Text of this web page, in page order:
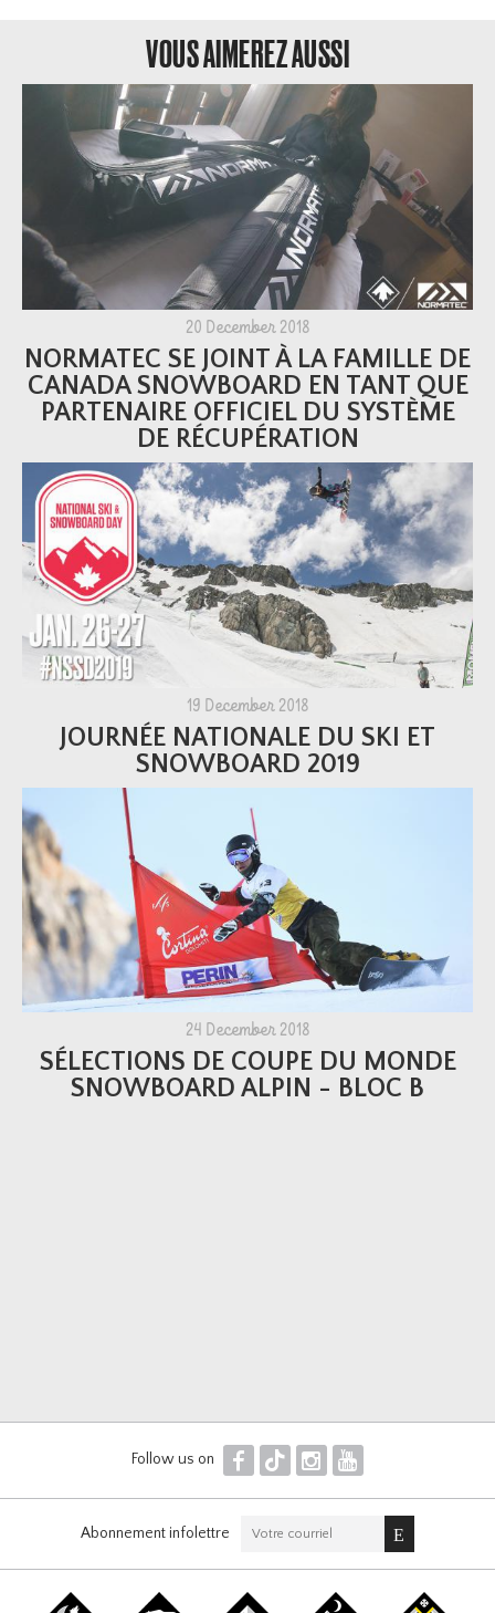
VOUS AIMEREZ AUSSI
20 December 2018
NORMATEC SE JOINT À LA FAMILLE DE
CANADA SNOWBOARD EN TANT QUE
PARTENAIRE OFFICIEL DU SYSTÈME
DE RÉCUPÉRATION
19 December 2018
JOURNÉE NATIONALE DU SKI ET
SNOWBOARD 2019
24 December 2018
SÉLECTIONS DE COUPE DU MONDE
SNOWBOARD ALPIN - BLOC B
Follow us on F T I Y
Abonnement infolettre